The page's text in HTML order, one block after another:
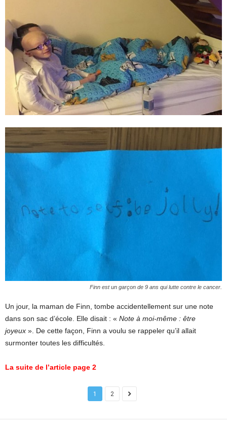
Finn est un garçon de 9 ans qui lutte contre le cancer.
Un jour, la maman de Finn, tombe accidentellement sur une note
dans son sac d’école. Elle disait : « Note à moi-même : être
joyeux ». De cette façon, Finn a voulu se rappeler qu’il allait
surmonter toutes les difficultés.
La suite de l’article page 2
1 2